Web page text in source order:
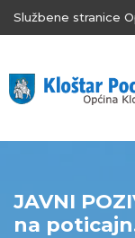
Službene stranice
JAVNI
na